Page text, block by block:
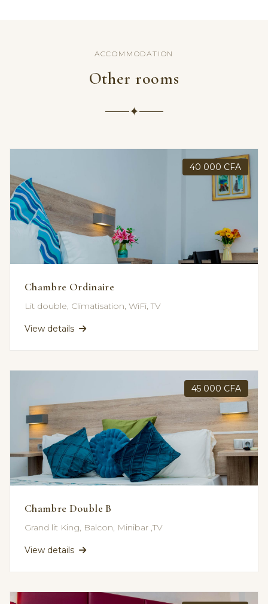
ACCOMMODATION
Other rooms
✦
40 000 CFA
Chambre Ordinaire
Lit double, Climatisation, WiFi, TV
View details
45 000 CFA
Chambre Double B
Grand lit King, Balcon, Minibar ,TV
View details